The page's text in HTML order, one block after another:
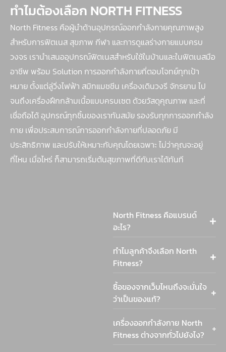
ทำไมต้องเลือก NORTH FITNESS
North Fitness คือผู้นำด้านอุปกรณ์ออกกำลังกายคุณภาพสูง
สำหรับการฟิตเนส สุขภาพ กีฬา และการดูแลร่างกายแบบครบ
วงจร เรานำเสนออุปกรณ์ฟิตเนสสำหรับใช้ในบ้านและในฟิตเนสมือ
อาชีพ พร้อม Solution การออกกำลังกายที่ตอบโจทย์ทุกเป้า
หมาย ตั้งแต่ลู่วิ่งไฟฟ้า สมิทแมชชีน เครื่องเดินวงรี จักรยาน ไป
จนถึงเครื่องฝึกกล้ามเนื้อแบบครบเซต ด้วยวัสดุคุณภาพ และที่
เชื่อถือได้ อุปกรณ์ทุกชิ้นของเราทันสมัย รองรับทุกการออกกำลัง
กาย เพื่อประสบการณ์การออกกำลังกายที่ปลอดภัย มี
ประสิทธิภาพ และปรับให้เหมาะกับคุณโดยเฉพาะ ไม่ว่าคุณจะอยู่
ที่ไหน เมื่อไหร่ ก็สามารถเริ่มต้นสุขภาพที่ดีกับเราได้ทันที
North Fitness คือแบรนด์
อะไร?
ทำไมลูกค้าจึงเลือก North
Fitness?
ซื้อของจากเว็บไหนถึงจะมั่นใจ
ว่าเป็นของแท้?
เครื่องออกกำลังกาย North
Fitness ต่างจากทั่วไปยังไง?